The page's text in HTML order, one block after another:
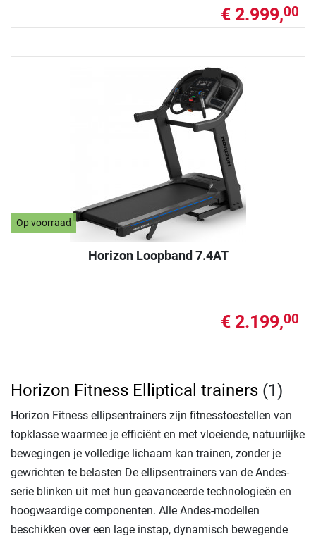
€ 2.999,00
Op voorraad
Horizon Loopband 7.4AT
€ 2.199,00
Horizon Fitness Elliptical trainers (1)
Horizon Fitness ellipsentrainers zijn fitnesstoestellen van
topklasse waarmee je efficiënt en met vloeiende, natuurlijke
bewegingen je volledige lichaam kan trainen, zonder je
gewrichten te belasten De ellipsentrainers van de Andes-
serie blinken uit met hun geavanceerde technologieën en
hoogwaardige componenten. Alle Andes-modellen
beschikken over een lage instap, dynamisch bewegende